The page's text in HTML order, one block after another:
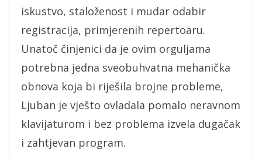
iskustvo, staloženost i mudar odabir
registracija, primjerenih repertoaru.
Unatoč činjenici da je ovim orguljama
potrebna jedna sveobuhvatna mehanička
obnova koja bi riješila brojne probleme,
Ljuban je vješto ovladala pomalo neravnom
klavijaturom i bez problema izvela dugačak
i zahtjevan program.